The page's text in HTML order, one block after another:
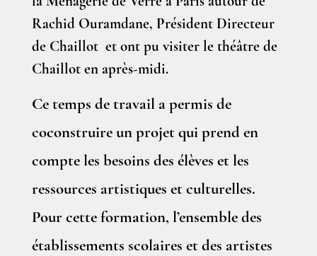
Rachid Ouramdane, Président Directeur
de Chaillot et ont pu visiter le théâtre de
Chaillot en après-midi.
Ce temps de travail a permis de
coconstruire un projet qui prend en
compte les besoins des élèves et les
ressources artistiques et culturelles.
Pour cette formation, l’ensemble des
établissements scolaires et des artistes